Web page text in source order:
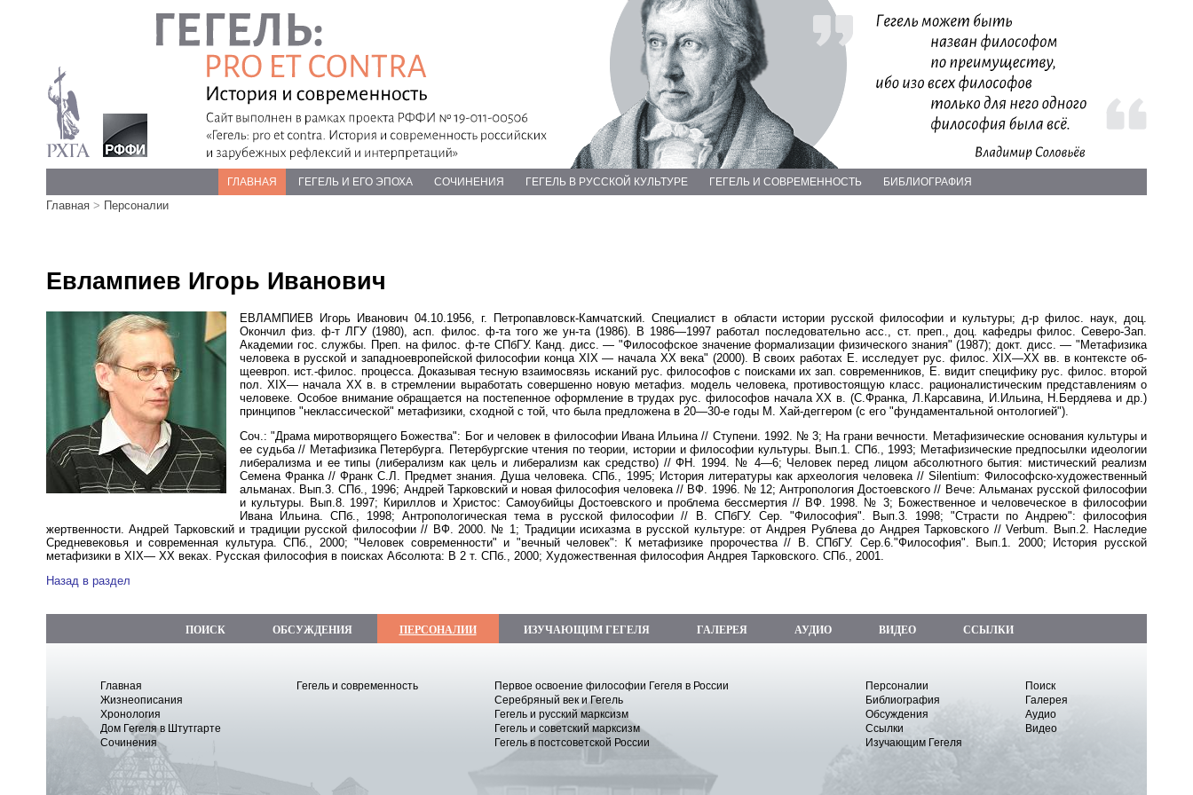
ГЛАВНАЯ ГЕГЕЛЬ И ЕГО ЭПОХА СОЧИНЕНИЯ ГЕГЕЛЬ В РУССКОЙ КУЛЬТУРЕ ГЕГЕЛЬ И СОВРЕМЕННОСТЬ БИБЛИОГРАФИЯ
Главная > Персоналии
Евлампиев Игорь Иванович
ЕВЛАМПИЕВ Игорь Иванович 04.10.1956, г. Петропавловск-Камчатский. Специалист в области истории русской философии и культуры; д-р филос. наук, доц.
Окончил физ. ф-т ЛГУ (1980), асп. филос. ф-та того же ун-та (1986). В 1986—1997 работал последовательно асс., ст. преп., доц. кафедры филос. Северо-Зап.
Академии гос. службы. Преп. на филос. ф-те СПбГУ. Канд. дисс. — "Философское значение формализации физического знания" (1987); докт. дисс. — "Метафизика
человека в русской и западноевропейской философии конца XIX — начала XX века" (2000). В своих работах Е. исследует рус. филос. XIX—XX вв. в контексте об-
щеевроп. ист.-филос. процесса. Доказывая тесную взаимосвязь исканий рус. философов с поисками их зап. современников, Е. видит специфику рус. филос. второй
пол. XIX— начала XX в. в стремлении выработать совершенно новую метафиз. модель человека, противостоящую класс. рационалистическим представлениям о
человеке. Особое внимание обращается на постепенное оформление в трудах рус. философов начала XX в. (С.Франка, Л.Карсавина, И.Ильина, Н.Бердяева и др.)
принципов "неклассической" метафизики, сходной с той, что была предложена в 20—30-е годы М. Хай-деггером (с его "фундаментальной онтологией").
Соч.: "Драма миротворящего Божества": Бог и человек в философии Ивана Ильина // Ступени. 1992. № 3; На грани вечности. Метафизические основания культуры и
ее судьба // Метафизика Петербурга. Петербургские чтения по теории, истории и философии культуры. Вып.1. СПб., 1993; Метафизические предпосылки идеологии
либерализма и ее типы (либерализм как цель и либерализм как средство) // ФН. 1994. № 4—6; Человек перед лицом абсолютного бытия: мистический реализм
Семена Франка // Франк С.Л. Предмет знания. Душа человека. СПб., 1995; История литературы как археология человека // Silentium: Философско-художественный
альманах. Вып.3. СПб., 1996; Андрей Тарковский и новая философия человека // ВФ. 1996. № 12; Антропология Достоевского // Вече: Альманах русской философии
и культуры. Вып.8. 1997; Кириллов и Христос: Самоубийцы Достоевского и проблема бессмертия // ВФ. 1998. № 3; Божественное и человеческое в философии
Ивана Ильина. СПб., 1998; Антропологическая тема в русской философии // В. СПбГУ. Сер. "Философия". Вып.3. 1998; "Страсти по Андрею": философия
жертвенности. Андрей Тарковский и традиции русской философии // ВФ. 2000. № 1; Традиции исихазма в русской культуре: от Андрея Рублева до Андрея Тарковского // Verbum. Вып.2. Наследие
Средневековья и современная культура. СПб., 2000; "Человек современности" и "вечный человек": К метафизике пророчества // В. СПбГУ. Сер.6."Философия". Вып.1. 2000; История русской
метафизики в XIX— XX веках. Русская философия в поисках Абсолюта: В 2 т. СПб., 2000; Художественная философия Андрея Тарковского. СПб., 2001.
Назад в раздел
ПОИСК ОБСУЖДЕНИЯ ПЕРСОНАЛИИ ИЗУЧАЮЩИМ ГЕГЕЛЯ ГАЛЕРЕЯ АУДИО ВИДЕО ССЫЛКИ
Главная Гегель и современность Первое освоение философии Гегеля в России Персоналии
Поиск
Жизнеописания
Серебряный век и Гегель Библиография
Галерея
Хронология
Гегель и русский марксизм Обсуждения
Аудио
Дом Гегеля в Штутгарте
Гегель и советский марксизм Ссылки
Видео
Сочинения
Гегель в постсоветской России Изучающим Гегеля